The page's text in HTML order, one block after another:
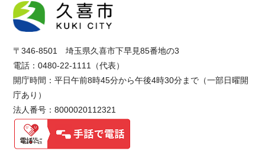
〒346-8501 埼玉県久喜市下早見85番地の3
電話：0480-22-1111（代表）
開庁時間：平日午前8時45分から午後4時30分まで（一部日曜開
庁あり）
法人番号：8000020112321